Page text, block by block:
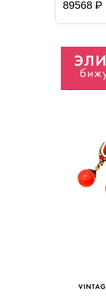
89568 =
P